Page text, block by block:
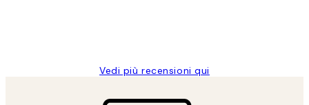
Vedi più recensioni qui